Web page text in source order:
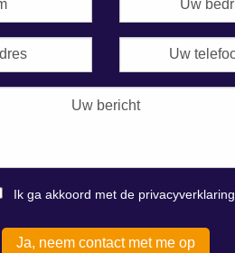
Ik ga akkoord met de privacyverklaring